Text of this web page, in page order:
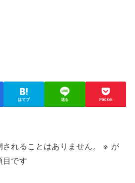
はてブ 送る Pocket
れることはありません。 ※ が
目です